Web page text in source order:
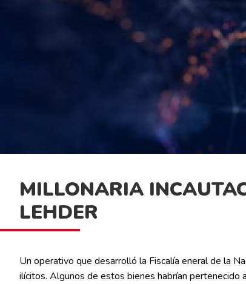
MILLONARIA
LEHDER
Un operativo que desarrolló la Fiscalía eneral de la
ilícitos. Algunos de estos bienes habrían